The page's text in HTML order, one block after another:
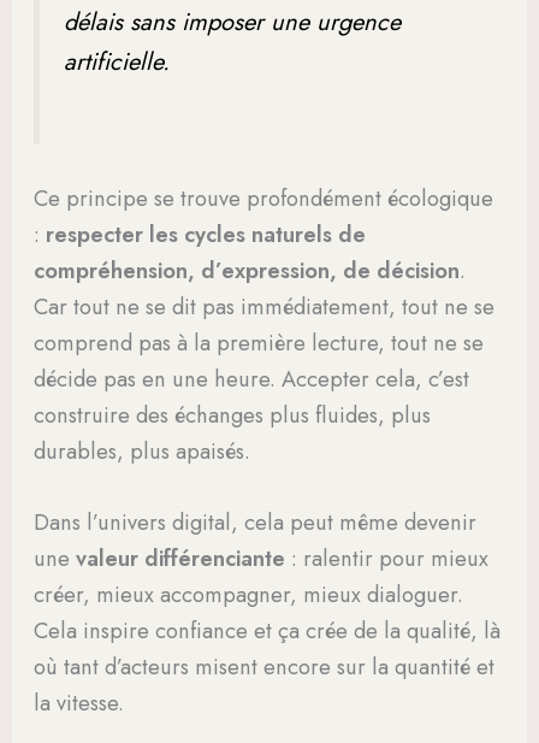
délais sans imposer une urgence
artificielle.
Ce principe se trouve profondément écologique
: respecter les cycles naturels de
compréhension, d’expression, de décision.
Car tout ne se dit pas immédiatement, tout ne se
comprend pas à la première lecture, tout ne se
décide pas en une heure. Accepter cela, c’est
construire des échanges plus fluides, plus
durables, plus apaisés.
Dans l’univers digital, cela peut même devenir
unevaleur différenciante : ralentir pour mieux
créer, mieux accompagner, mieux dialoguer.
Cela inspire confiance et ça crée de la qualité, là
où tant d’acteurs misent encore sur la quantité et
la vitesse.